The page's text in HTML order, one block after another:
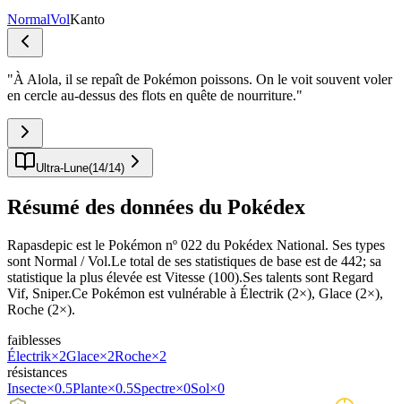
NormalVolKanto
"À Alola, il se repaît de Pokémon poissons. On le voit souvent voler
en cercle au-dessus des flots en quête de nourriture."
Ultra-Lune(14/14)
Résumé des données du Pokédex
Rapasdepic est le Pokémon nº 022 du Pokédex National. Ses types
sont Normal / Vol.Le total de ses statistiques de base est de 442; sa
statistique la plus élevée est Vitesse (100).Ses talents sont Regard
Vif, Sniper.Ce Pokémon est vulnérable à Électrik (2×), Glace (2×),
Roche (2×).
faiblesses
Électrik×2Glace×2Roche×2
résistances
Insecte×0.5Plante×0.5Spectre×0Sol×0